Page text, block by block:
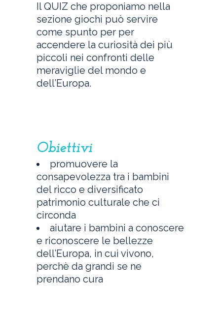
Il QUIZ che proponiamo nella
sezione giochi può servire
come spunto per per
accendere la curiosità dei più
piccoli nei confronti delle
meraviglie del mondo e
dell’Europa.
Obiettivi
promuovere la
consapevolezza tra i bambini
del ricco e diversificato
patrimonio culturale che ci
circonda
aiutare i bambini a conoscere
e riconoscere le bellezze
dell’Europa, in cui vivono,
perchè da grandi se ne
prendano cura